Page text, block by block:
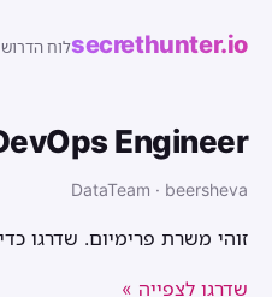
secrethunter.ioלוח
Engineer
DataTeam · beersheva
זוהי משרת פרימיום. שדרגו
שדרגו לצפייה »